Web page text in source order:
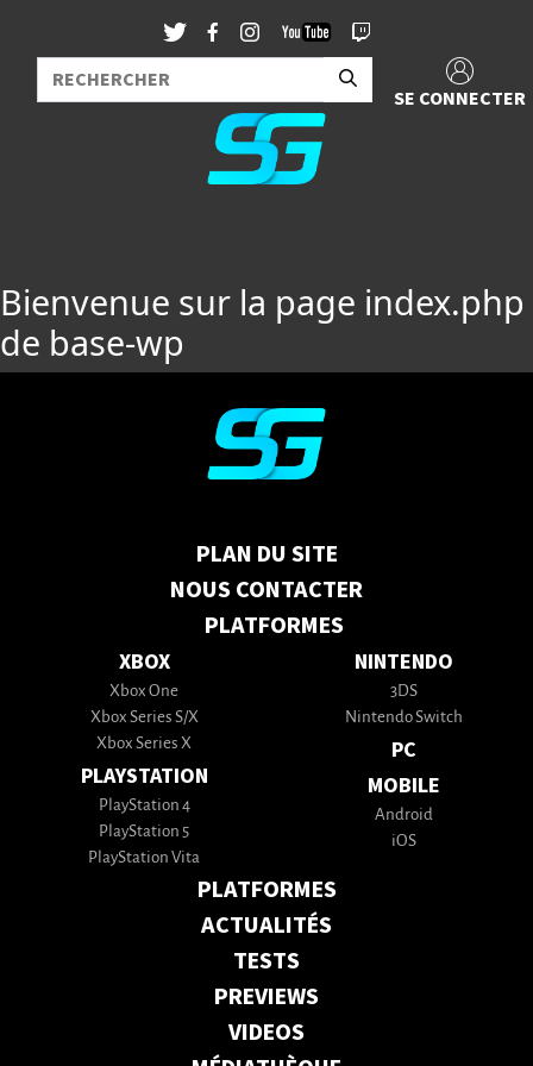
SE CONNECTER
Bienvenue sur la page index.php
de base-wp
PLAN DU SITE
NOUS CONTACTER
PLATFORMES
XBOX
Xbox One
Xbox Series S/X
Xbox Series X
PLAYSTATION
PlayStation 4
PlayStation 5
PlayStation Vita
NINTENDO
3DS
Nintendo Switch
PC
MOBILE
Android
iOS
PLATFORMES
ACTUALITÉS
TESTS
PREVIEWS
VIDEOS